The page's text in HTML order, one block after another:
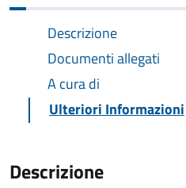
Descrizione
Documenti allegati
A cura di
Ulteriori Informazioni
Descrizione